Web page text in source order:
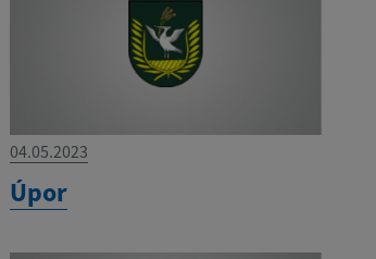
04.05.2023
Úpor